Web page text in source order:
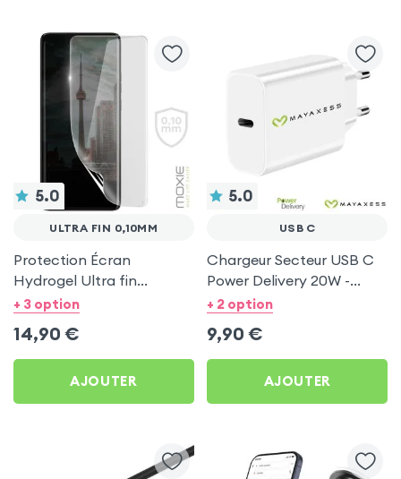
5.0
ULTRA FIN 0,10MM
Protection Écran
Hydrogel Ultra fin
0,10mm, Moxie -
+ 3 option
14,90 €
AJOUTER
5.0
USB C
Chargeur Secteur USB C
Power Delivery 20W -
Mayaxess Blanc
+ 2 option
9,90 €
AJOUTER